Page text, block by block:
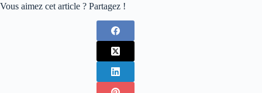
Vous aimez cet article ? Partagez !